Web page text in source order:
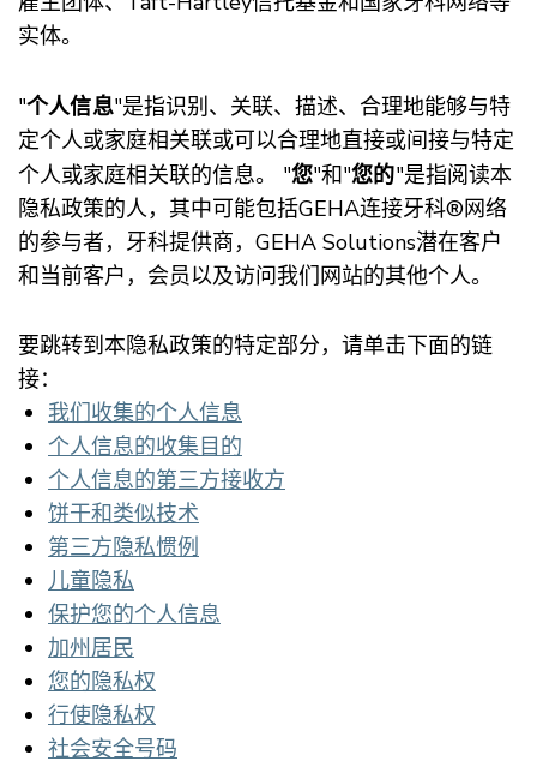
实体。
"个人信息"是指识别、关联、描述、合理地能够与特
定个人或家庭相关联或可以合理地直接或间接与特定
个人或家庭相关联的信息。 "您"和"您的"是指阅读本
隐私政策的人，其中可能包括GEHA连接牙科®网络
的参与者，牙科提供商，GEHA Solutions潜在客户
和当前客户，会员以及访问我们网站的其他个人。
要跳转到本隐私政策的特定部分，请单击下面的链
接：
我们收集的个人信息
个人信息的收集目的
个人信息的第三方接收方
饼干和类似技术
第三方隐私惯例
儿童隐私
保护您的个人信息
加州居民
您的隐私权
行使隐私权
社会安全号码